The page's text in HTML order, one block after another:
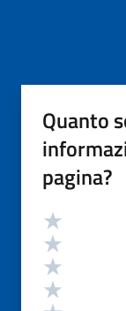
Quanto
pagina?
Valutazione